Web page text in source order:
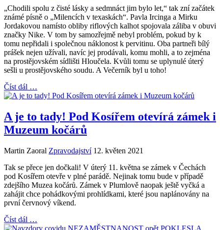
„Chodili spolu z čisté lásky a sedmnáct jim bylo let,“ tak zní začátek
známé písně o „Milencích v texaskách“. Pavla Ircinga a Mirku
Jordakovou namísto obliby riflových kalhot spojovala záliba v obuvi
značky Nike. V tom by samozřejmě nebyl problém, pokud by k
tomu nepřidali i společnou náklonost k pervitinu. Oba partneři bílý
prášek nejen užívali, navíc jej prodávali, komu mohli, a to zejména
na prostějovském sídlišti Hloučela. Kvůli tomu se uplynulé úterý
sešli u prostějovského soudu. A Večerník byl u toho!
Číst dál …
A je to tady! Pod Kosířem otevírá zámek i
Muzeum kočárů
Martin Zaoral Zpravodajství 12. květen 2021
Tak se přece jen dočkali! V úterý 11. května se zámek v Čechách
pod Kosířem otevře v plné parádě. Nejinak tomu bude v případě
zdejšího Muzea kočárů. Zámek v Plumlově naopak ještě vyčká a
zahájit chce pohádkovými prohlídkami, které jsou naplánovány na
první červnový víkend.
Číst dál …